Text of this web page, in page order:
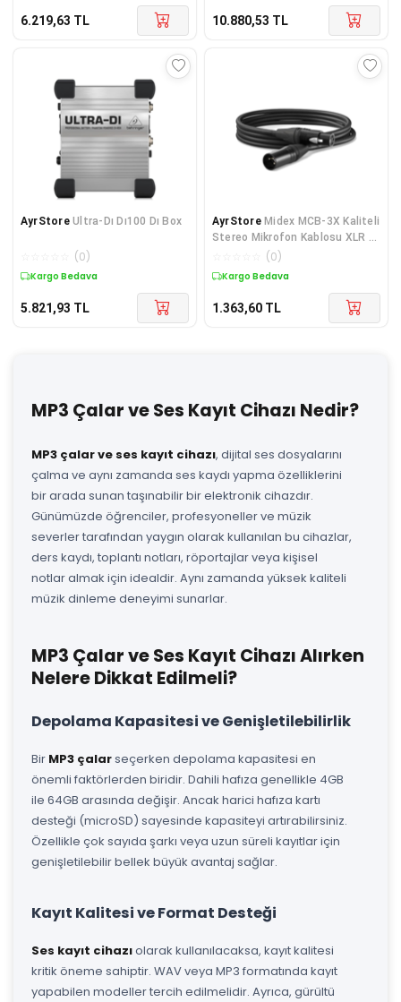
6.219,63 TL 10.880,53 TL
AyrStore Ultra-Dı Dı100 Dı Box
(0)
Kargo Bedava
5.821,93 TL
AyrStore Midex MCB-3X Kaliteli
Stereo Mikrofon Kablosu XLR +
XLR 3 Metre Siyah Renk
(0)
Kargo Bedava
1.363,60 TL
MP3 Çalar ve Ses Kayıt Cihazı Nedir?
MP3 çalar ve ses kayıt cihazı, dijital ses dosyalarını
çalma ve aynı zamanda ses kaydı yapma özelliklerini
bir arada sunan taşınabilir bir elektronik cihazdır.
Günümüzde öğrenciler, profesyoneller ve müzik
severler tarafından yaygın olarak kullanılan bu cihazlar,
ders kaydı, toplantı notları, röportajlar veya kişisel
notlar almak için idealdir. Aynı zamanda yüksek kaliteli
müzik dinleme deneyimi sunarlar.
MP3 Çalar ve Ses Kayıt Cihazı Alırken
Nelere Dikkat Edilmeli?
Depolama Kapasitesi ve Genişletilebilirlik
Bir MP3 çalarseçerken depolama kapasitesi en
önemli faktörlerden biridir. Dahili hafıza genellikle 4GB
ile 64GB arasında değişir. Ancak harici hafıza kartı
desteği (microSD) sayesinde kapasiteyi artırabilirsiniz.
Özellikle çok sayıda şarkı veya uzun süreli kayıtlar için
genişletilebilir bellek büyük avantaj sağlar.
Kayıt Kalitesi ve Format Desteği
Ses kayıt cihazıolarak kullanılacaksa, kayıt kalitesi
kritik öneme sahiptir. WAV veya MP3 formatında kayıt
yapabilen modeller tercih edilmelidir. Ayrıca, gürültü